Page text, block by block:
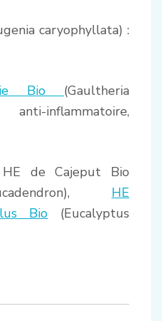
caryophyllata) :
Bio (Gaultheria
inflammatoire,
HE de Cajeput Bio
HE
Bio (Eucalyptus